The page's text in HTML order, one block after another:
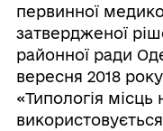
первинної
затвердженої
районної ради
вересня 2018
«Типологія